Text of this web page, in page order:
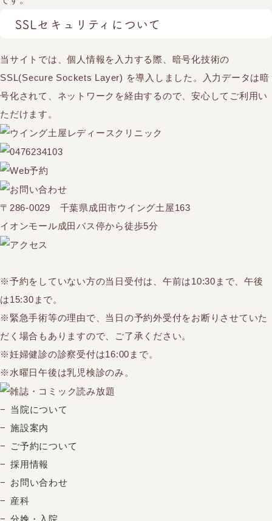
SSLセキュリティについて
当サイトでは、個人情報を入力する際、暗号化技術の
SSL(Secure Sockets Layer) を導入しました。入力データは暗
号化されて、ネットワークを経由するので、安心してご利用い
ただけます。
〒286-0029 千葉県成田市ウイング土屋163
イオンモール成田バス停から徒歩5分
※予約をしていない方の当日受付は、午前は10:30まで、午後
は15:30まで。
※緊急手術等の理由で、当日の予約外受付をお断りさせていた
だく場合もありますので、ご了承ください。
※妊婦健診の診察受付は16:00まで。
※水曜日午後は乳児検診のみ。
当院について
施設案内
ご予約について
採用情報
お問い合わせ
産科